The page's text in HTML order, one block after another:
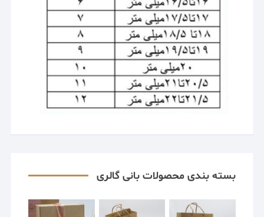
بسته بندی محصولات بانی گالری